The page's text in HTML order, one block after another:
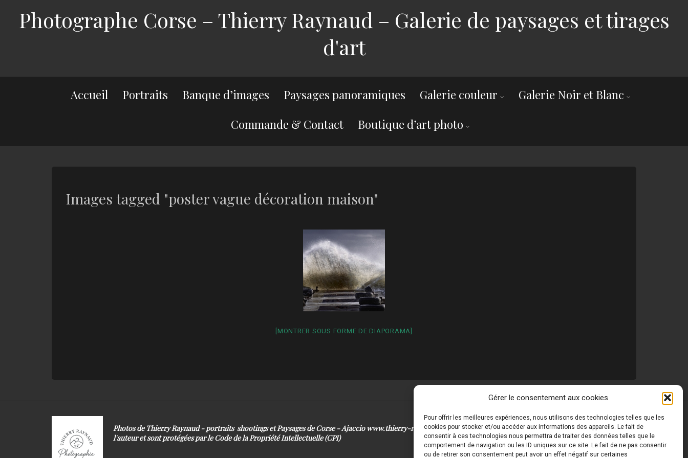
Gérer le consentement aux cookies
Pour offrir les meilleures expériences, nous utilisons des technologies telles que les
cookies pour stocker et/ou accéder aux informations des appareils. Le fait de
consentir à ces technologies nous permettra de traiter des données telles que le
comportement de navigation ou les ID uniques sur ce site. Le fait de ne pas consentir
ou de retirer son consentement peut avoir un effet négatif sur certaines
Photographe Corse – Thierry Raynaud – Galerie de paysages et tirages
d'art
Accueil Portraits Banque d’images Paysages panoramiques Galerie couleur
Galerie Noir et Blanc
Commande & Contact
Boutique d’art photo
Images tagged "poster vague décoration maison"
[MONTRER SOUS FORME DE DIAPORAMA]
Photos de Thierry Raynaud - portraits shootings et Paysages de Corse - Ajaccio www.thierry-raynaud.com © Toutes les photos de ce site sont la propriété de
l'auteur et sont protégées par le Code de la Propriété Intellectuelle (CPI)